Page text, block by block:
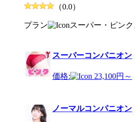
（0.0）
プラン スーパー・ピンク
スーパーコンパニオン
価格: 23,100円～
ノーマルコンパニオン